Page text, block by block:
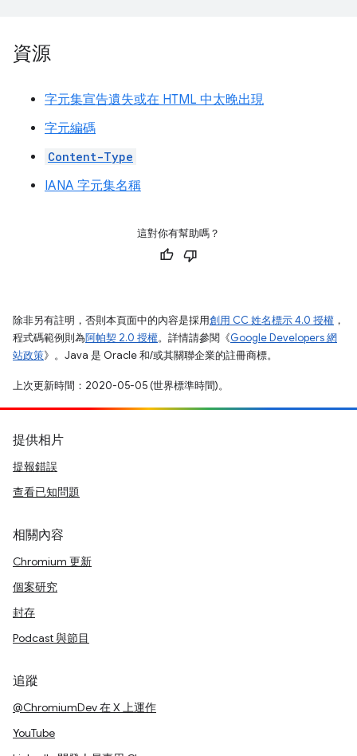
資源
字元集宣告遺失或在 HTML 中太晚出現
字元編碼
Content-Type
IANA 字元集名稱
這對你有幫助嗎？
除非另有註明，否則本頁面中的內容是採用創用 CC 姓名標示 4.0 授權 ，
程式碼範例則為阿帕契 2.0 授權。詳情請參閱《Google Developers 網
站政策》。Java 是 Oracle 和/或其關聯企業的註冊商標。
上次更新時間：2020-05-05 (世界標準時間)。
提供相片
提報錯誤
查看已知問題
相關內容
Chromium 更新
個案研究
封存
Podcast 與節目
追蹤
@ChromiumDev 在 X 上運作
YouTube